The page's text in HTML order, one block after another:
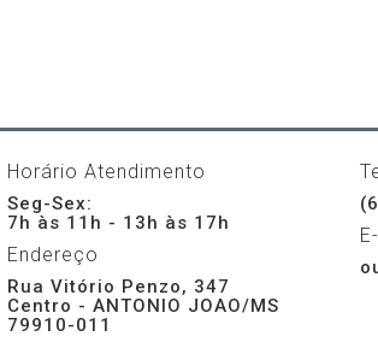
Horário Atendimento
Seg-Sex:
7h às 11h - 13h às 17h
Endereço
Rua Vitório Penzo, 347
Centro - ANTONIO JOAO/MS
79910-011